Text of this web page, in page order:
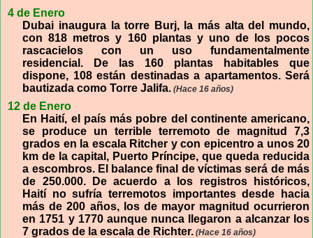
4 de Enero
Dubai inaugura la torre Burj, la más alta del mundo,
con 818 metros y 160 plantas y uno de los pocos
rascacielos con un uso fundamentalmente
residencial. De las 160 plantas habitables que
dispone, 108 están destinadas a apartamentos. Será
bautizada como Torre Jalifa. (Hace 16 años)
12 de Enero
En Haití, el país más pobre del continente americano,
se produce un terrible terremoto de magnitud 7,3
grados en la escala Ritcher y con epicentro a unos 20
km de la capital, Puerto Príncipe, que queda reducida
a escombros. El balance final de víctimas será de más
de 250.000. De acuerdo a los registros históricos,
Haití no sufría terremotos importantes desde hacia
más de 200 años, los de mayor magnitud ocurrieron
en 1751 y 1770 aunque nunca llegaron a alcanzar los
7 grados de la escala de Richter. (Hace 16 años)